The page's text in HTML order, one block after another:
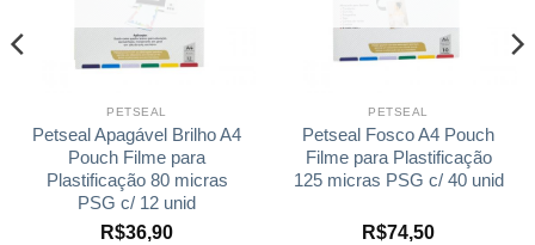
PETSEAL
Petseal Apagável Brilho A4
Pouch Filme para
Plastificação 80 micras
PSG c/ 12 unid
R$36,90
PETSEAL
Petseal Fosco A4 Pouch
Filme para Plastificação
125 micras PSG c/ 40 unid
R$74,50